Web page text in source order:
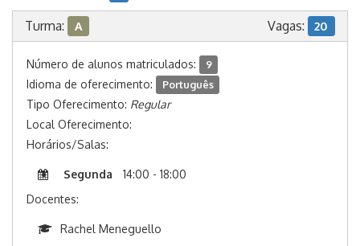
Turma: A Vagas: 20
Número de alunos matriculados: 9
Idioma de oferecimento: Português
Tipo Oferecimento: Regular
Local Oferecimento:
Horários/Salas:
Segunda
14:00 - 18:00
Docentes:
Rachel Meneguello